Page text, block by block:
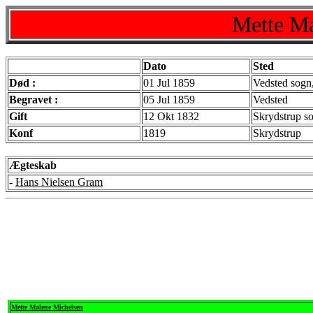
Mette
Dato
Sted
Død :
01 Jul 1859
Vedsted
Begravet :
05 Jul 1859
Vedsted
Gift
12 Okt 1832
Skrydstrup
Konf
1819 Skrydstrup
Ægteskab
- Hans Nielsen Gram
Mette Malene Michelsen